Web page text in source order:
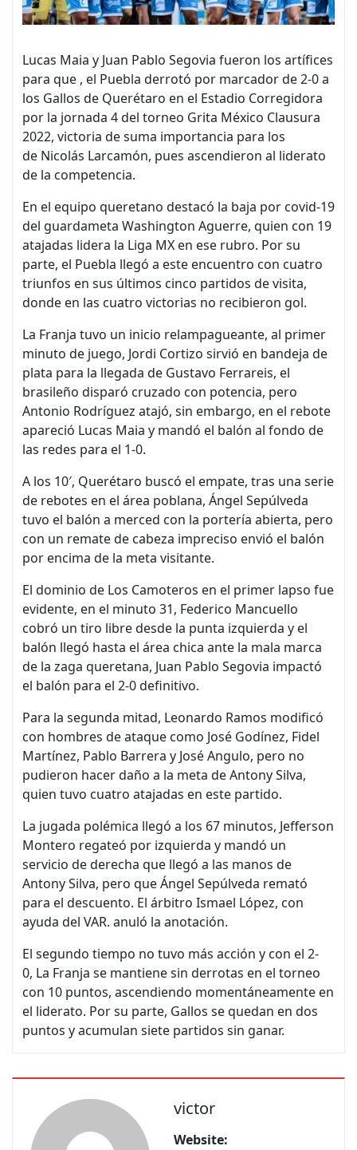
Lucas Maia y Juan Pablo Segovia fueron los artífices
para que , el Puebla derrotó por marcador de 2-0 a
los Gallos de Querétaro en el Estadio Corregidora
por la jornada 4 del torneo Grita México Clausura
2022, victoria de suma importancia para los
de Nicolás Larcamón, pues ascendieron al liderato
de la competencia.
En el equipo queretano destacó la baja por covid-19
del guardameta Washington Aguerre, quien con 19
atajadas lidera la Liga MX en ese rubro. Por su
parte, el Puebla llegó a este encuentro con cuatro
triunfos en sus últimos cinco partidos de visita,
donde en las cuatro victorias no recibieron gol.
La Franja tuvo un inicio relampagueante, al primer
minuto de juego, Jordi Cortizo sirvió en bandeja de
plata para la llegada de Gustavo Ferrareis, el
brasileño disparó cruzado con potencia, pero
Antonio Rodríguez atajó, sin embargo, en el rebote
apareció Lucas Maia y mandó el balón al fondo de
las redes para el 1-0.
A los 10′, Querétaro buscó el empate, tras una serie
de rebotes en el área poblana, Ángel Sepúlveda
tuvo el balón a merced con la portería abierta, pero
con un remate de cabeza impreciso envió el balón
por encima de la meta visitante.
El dominio de Los Camoteros en el primer lapso fue
evidente, en el minuto 31, Federico Mancuello
cobró un tiro libre desde la punta izquierda y el
balón llegó hasta el área chica ante la mala marca
de la zaga queretana, Juan Pablo Segovia impactó
el balón para el 2-0 definitivo.
Para la segunda mitad, Leonardo Ramos modificó
con hombres de ataque como José Godínez, Fidel
Martínez, Pablo Barrera y José Angulo, pero no
pudieron hacer daño a la meta de Antony Silva,
quien tuvo cuatro atajadas en este partido.
La jugada polémica llegó a los 67 minutos, Jefferson
Montero regateó por izquierda y mandó un
servicio de derecha que llegó a las manos de
Antony Silva, pero que Ángel Sepúlveda remató
para el descuento. El árbitro Ismael López, con
ayuda del VAR. anuló la anotación.
El segundo tiempo no tuvo más acción y con el 2-
0, La Franja se mantiene sin derrotas en el torneo
con 10 puntos, ascendiendo momentáneamente en
el liderato. Por su parte, Gallos se quedan en dos
puntos y acumulan siete partidos sin ganar.
victor
Website: